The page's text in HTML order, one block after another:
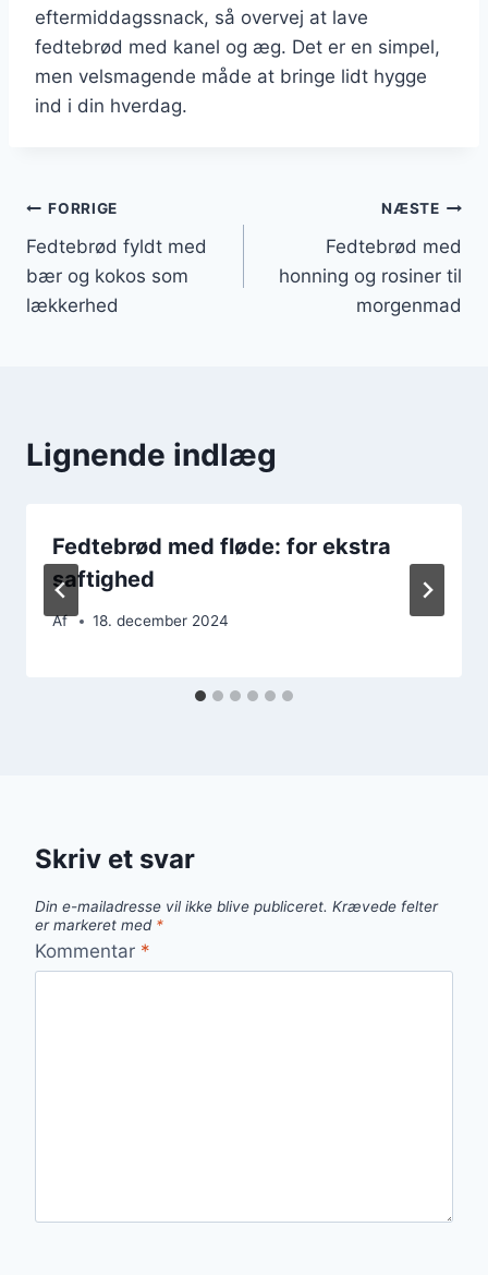
eftermiddagssnack, så overvej at lave
fedtebrød med kanel og æg. Det er en simpel,
men velsmagende måde at bringe lidt hygge
ind i din hverdag.
Indlægsnavigation
FORRIGE
Fedtebrød fyldt med
bær og kokos som
lækkerhed
NÆSTE
Fedtebrød med
honning og rosiner til
morgenmad
Lignende indlæg
Fedtebrød med fløde: for ekstra
saftighed
Af 18. december 2024
Skriv et svar
Din e-mailadresse vil ikke blive publiceret. Krævede felter
er markeret med *
Kommentar *